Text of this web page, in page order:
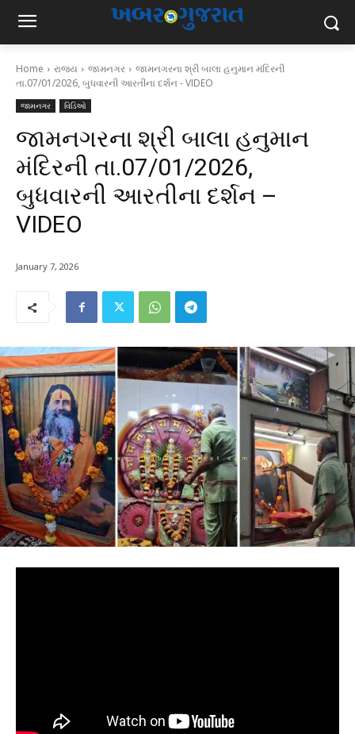
Home રાજ્ય જામનગર
જામનગરના શ્રી બાલા હનુમાન મંદિરની
તા.07/01/2026, બુધવારની આરતીના દર્શન - VIDEO
જામનગર વિડિઓ
જામનગરના શ્રી બાલા હનુમાન
મંદિરની તા.07/01/2026,
બુધવારની આરતીના દર્શન –
VIDEO
January 7, 2026